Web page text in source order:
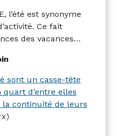
l’été est synonyme
Ce fait
des vacances
en faisant
(23%). Côté
jobs, ces renforts
des entreprises
viennent d’une
sont un casse-tête
quart d’entre elles
la continuité de leurs